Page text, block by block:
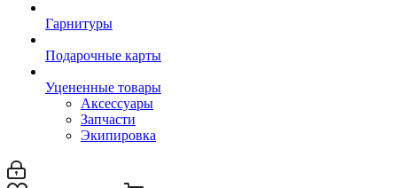
Гарнитуры
Подарочные карты
Уцененные товары
Аксессуары
Запчасти
Экипировка